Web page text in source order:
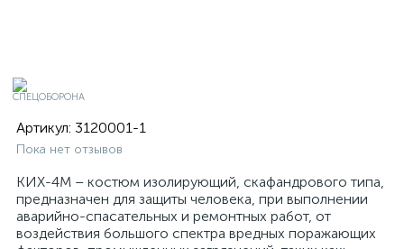
Артикул: 3120001-1
Пока нет отзывов
КИХ-4М – костюм изолирующий, скафандрового типа,
предназначен для защиты человека, при выполнении
аварийно-спасательных и ремонтных работ, от
воздействия большого спектра вредных поражающих